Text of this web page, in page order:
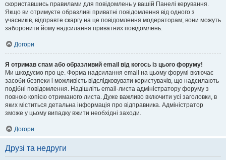
скориставшись правилами для повідомлень у вашій Панелі керування.
Якщо ви отримуєте образливі приватні повідомлення від одного з
учасників, відправте скаргу на це повідомлення модераторам; вони можуть
заборонити йому надсилання приватних повідомлень.
Догори
Я отримав спам або образливий email від когось із цього форуму!
Ми шкодуємо про це. Форма надсилання email на цьому форумі включає
засоби безпеки і можливість відслідковувати користувачів, що надсилають
подібні повідомлення. Надішліть email-листа адміністратору форуму з
повною копією отриманого листа. Дуже важливо включити усі заголовки, в
яких міститься детальна інформація про відправника. Адміністратор
зможе у цьому випадку вжити необхідні заходи.
Догори
Друзі та недруги